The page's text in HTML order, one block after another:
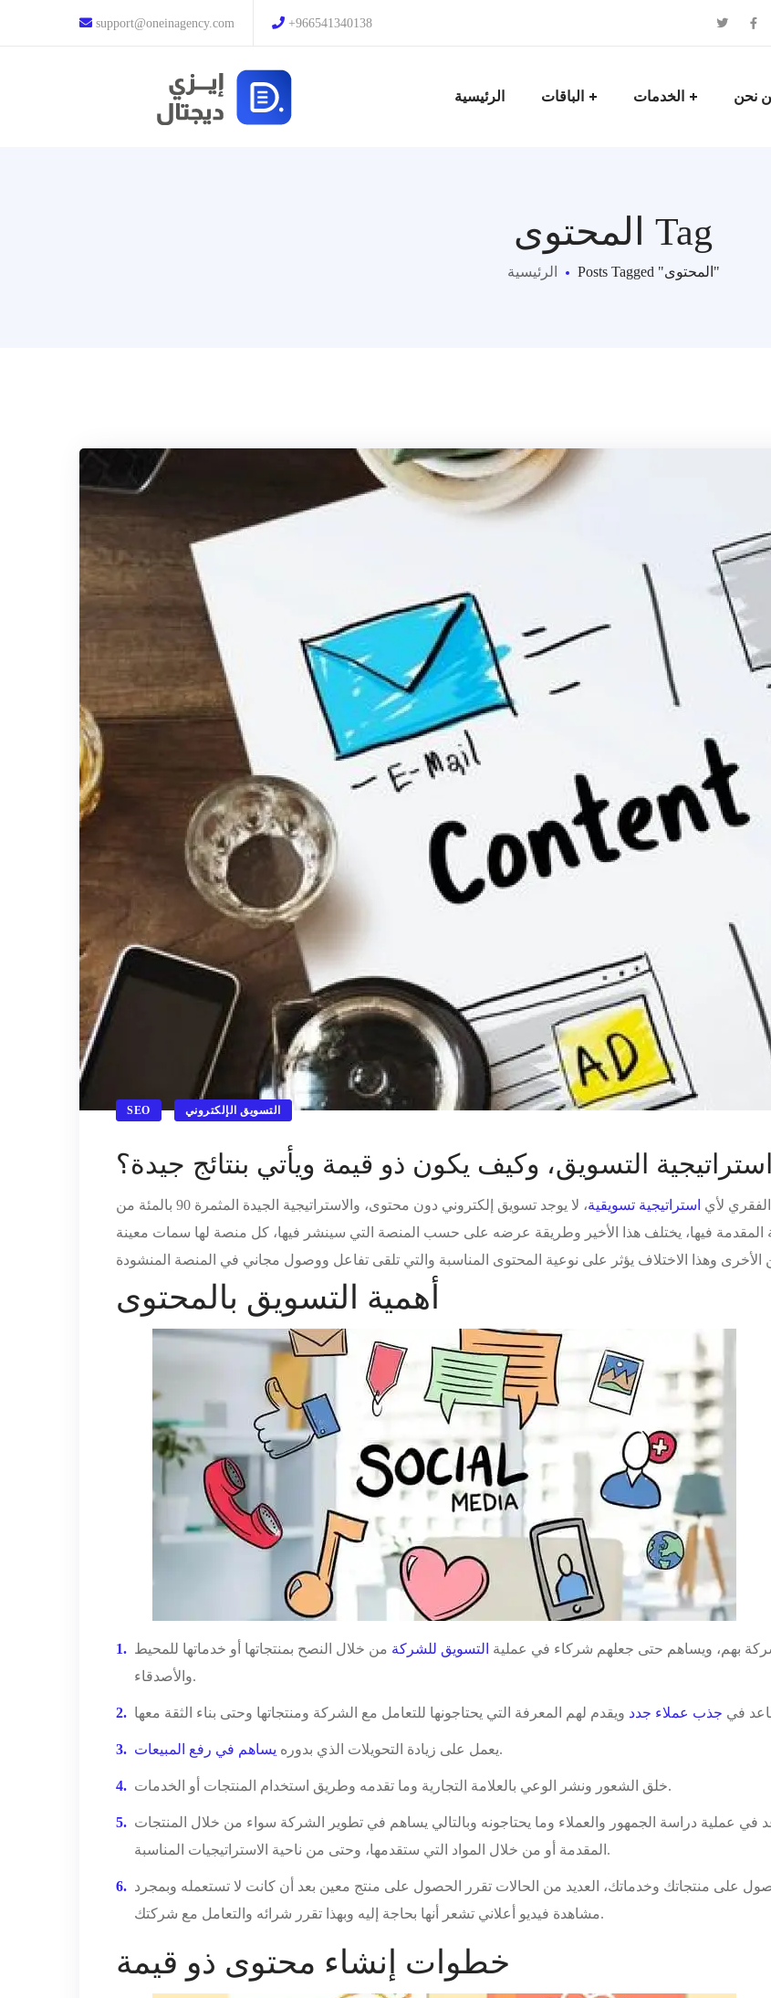
support@oneinagency.com +966541340138
الرئيسية الباقات الخدمات نحن
المحتوى Tag
الرئيسية Posts Tagged "المحتوى"
SEO التسويق الإلكتروني
التسويق، وكيف يكون ذو قيمة ويأتي بنتائج جيدة؟
لأي استراتيجية تسويقية
، لا يوجد تسويق إلكتروني دون محتوى، والاستراتيجية الجيدة المثمرة 90 بالمئة من
المقدمة فيها، يختلف هذا الأخير وطريقة عرضه على حسب المنصة التي سينشر فيها، كل منصة لها سمات معينة
أهمية التسويق بالمحتوى
بهم، ويساهم حتى جعلهم شركاء في عملية التسويق للشركة من خلال النصح بمنتجاتها أو خدماتها للمحيط
والأصدقاء.
في جذب عملاء جدد
يعمل على زيادة التحويلات الذي بدوره يساهم في رفع المبيعات .
خلق الشعور ونشر الوعي بالعلامة التجارية وما تقدمه وطريق استخدام المنتجات أو الخدمات.
في عملية دراسة الجمهور والعملاء وما يحتاجونه وبالتالي يساهم في تطوير الشركة سواء من خلال المنتجات
المقدمة أو من خلال المواد التي ستقدمها، وحتى من ناحية الاستراتيجيات المناسبة.
على منتجاتك وخدماتك، العديد من الحالات تقرر الحصول على منتج معين بعد أن كانت لا تستعمله وبمجرد
مشاهدة فيديو أعلاني تشعر أنها بحاجة إليه وبهذا تقرر شرائه والتعامل مع شركتك.
خطوات إنشاء محتوى ذو قيمة